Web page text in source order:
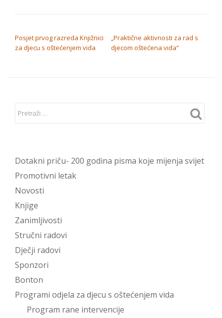
Posjet prvog razreda Knjižnici
za djecu s oštećenjem vida
„Praktične aktivnosti za rad s
djecom oštećena vida“
Dotakni priču- 200 godina pisma koje mijenja svijet
Promotivni letak
Novosti
Knjige
Zanimljivosti
Stručni radovi
Dječji radovi
Sponzori
Bonton
Programi odjela za djecu s oštećenjem vida
Program rane intervencije